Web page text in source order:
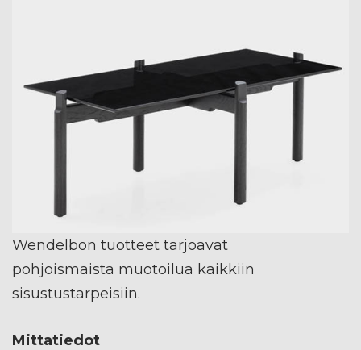
Wendelbon tuotteet tarjoavat
pohjoismaista muotoilua kaikkiin
sisustustarpeisiin.
Mittatiedot